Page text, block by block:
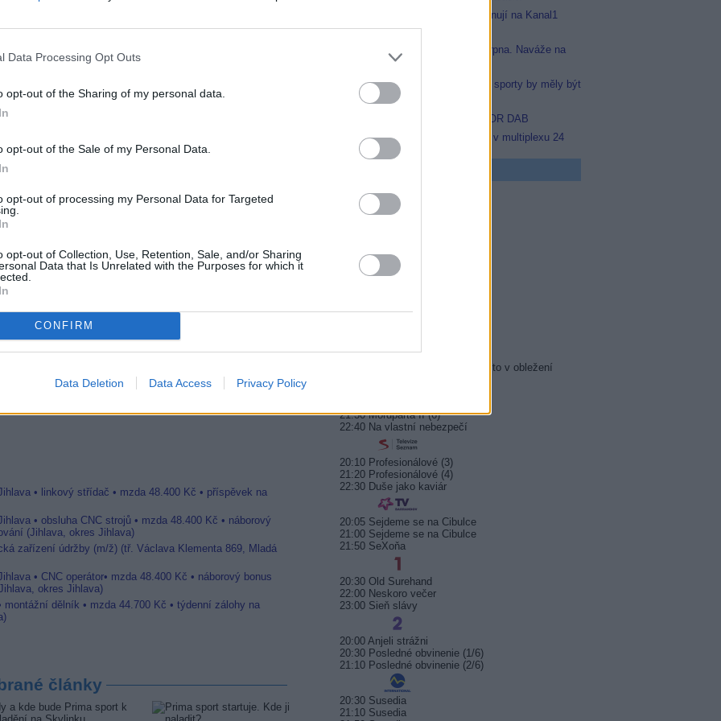
Data Processing Opt Outs
opt-out of the Sharing of my personal data.
opt-out of the Sale of my Personal Data.
opt-out of processing my Personal Data for Targeted
opt-out of Collection, Use, Retention, Sale, and/or Sharing
Data that Is Unrelated with the Purposes for which it
CONFIRM
Data Deletion Data Access Privacy Policy
příchod
trojnásobný počet televizních kanálů. Pro
set top box, který lze pořídit v cenách již od
• linkový střídač • mzda 48.400 Kč • příspěvek na
• obsluha CNC strojů • mzda 48.400 Kč • náborový
(Jihlava, okres Jihlava)
zařízení údržby (m/ž) (tř. Václava Klementa 869, Mladá
• CNC operátor• mzda 48.400 Kč • náborový bonus
okres Jihlava)
montážní dělník • mzda 44.700 Kč • týdenní zálohy na
články
Arena Sport 1 a 2 se přejmenují na Kanal1
Sport a Kanal1 Xtra
Prima sport odstartuje 17. srpna. Naváže na
stanici Sporty TV
Nejvíce čtenářů si myslí, že sporty by měly být
na jednom místě
Black FM v multiplexu COLOR DAB
Prima Sport začala testovat v multiplexu 24
22:55 Pacific Rim: Povstání
01:05 Policejní akademie 6: Město v obležení
21:30 Mordparta II (6)
22:40 Na vlastní nebezpečí
20:10 Profesionálové (3)
21:20 Profesionálové (4)
22:30 Duše jako kaviár
20:05 Sejdeme se na Cibulce
21:00 Sejdeme se na Cibulce
21:50 SeXoňa
20:30 Old Surehand
22:00 Neskoro večer
23:00 Sieň slávy
20:00 Anjeli strážni
20:30 Posledné obvinenie (1/6)
21:10 Posledné obvinenie (2/6)
20:30 Susedia
21:10 Susedia